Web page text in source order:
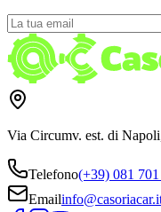
Via Circumv. est. di
Telefono(+39) 081
Email